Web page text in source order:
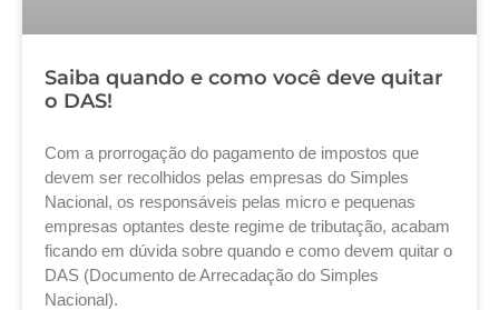
Saiba quando e como você deve quitar
o DAS!
Com a prorrogação do pagamento de impostos que
devem ser recolhidos pelas empresas do Simples
Nacional, os responsáveis pelas micro e pequenas
empresas optantes deste regime de tributação, acabam
ficando em dúvida sobre quando e como devem quitar o
DAS (Documento de Arrecadação do Simples
Nacional).